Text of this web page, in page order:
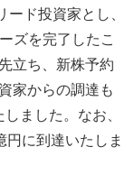
ド投資家とし、
ズを完了したこ
立ち、新株予約
家からの調達も
ました。なお、
に到達いたしま